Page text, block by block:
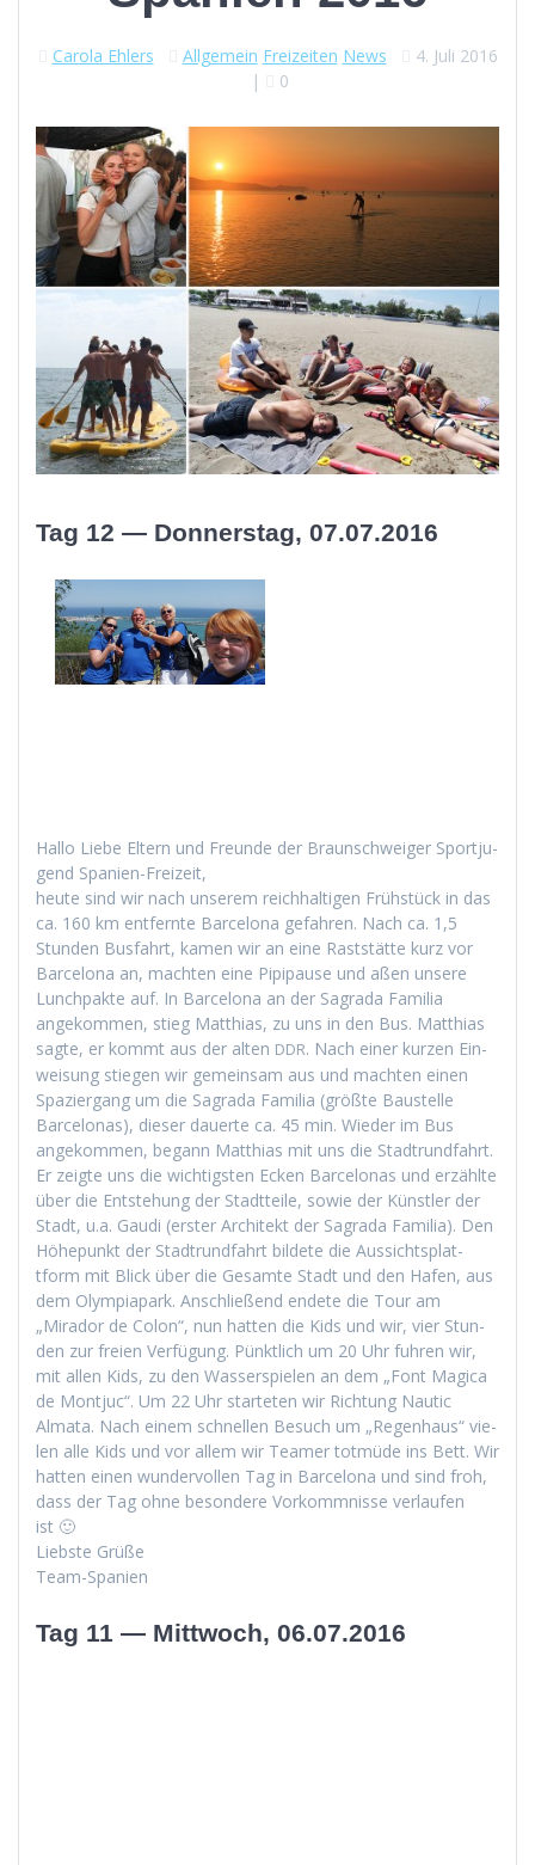
Carola Ehlers Allgemein Freizeiten News
4. Juli 2016
|
0
Tag 12 — Donnerstag, 07.07.2016
Hal­lo Liebe Eltern und Fre­unde der Braun­schweiger Sportju­
gend Spanien-Freizeit,
heute sind wir nach unserem reich­halti­gen Früh­stück in das
ca. 160 km ent­fer­nte Barcelona gefahren. Nach ca. 1,5
Stun­den Bus­fahrt, kamen wir an eine Rast­stätte kurz vor
Barcelona an, macht­en eine Pip­i­pause und aßen unsere
Lunch­pak­te auf. In Barcelona an der Sagra­da Famil­ia
angekom­men, stieg Matthias, zu uns in den Bus. Matthias
sagte, er kommt aus der alten DDR. Nach ein­er kurzen Ein­
weisung stiegen wir gemein­sam aus und macht­en einen
Spazier­gang um die Sagra­da Famil­ia (größte Baustelle
Barcelonas), dieser dauerte ca. 45 min. Wieder im Bus
angekom­men, begann Matthias mit uns die Stadtrund­fahrt.
Er zeigte uns die wichtig­sten Eck­en Barcelonas und erzählte
über die Entste­hung der Stadt­teile, sowie der Kün­stler der
Stadt, u.a. Gau­di (erster Architekt der Sagra­da Famil­ia). Den
Höhep­unkt der Stadtrund­fahrt bildete die Aus­sicht­splat­
tform mit Blick über die Gesamte Stadt und den Hafen, aus
dem Olympia­park. Anschließend endete die Tour am
„Mirador de Colon“, nun hat­ten die Kids und wir, vier Stun­
den zur freien Ver­fü­gung. Pünk­tlich um 20 Uhr fuhren wir,
mit allen Kids, zu den Wasser­spie­len an dem „Font Mag­i­ca
de Mon­tjuc“. Um 22 Uhr starteten wir Rich­tung Nau­tic
Alma­ta. Nach einem schnellen Besuch um „Regen­haus“ vie­
len alle Kids und vor allem wir Team­er tot­müde ins Bett. Wir
hat­ten einen wun­der­vollen Tag in Barcelona und sind froh,
dass der Tag ohne beson­dere Vorkomm­nisse ver­laufen
ist 🙂
Lieb­ste Grüße
Team-Spanien
Tag 11 — Mittwoch, 06.07.2016